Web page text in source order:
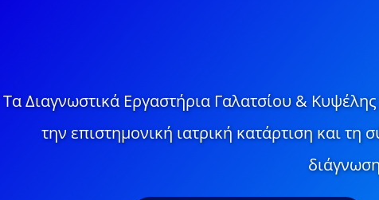
Τα Διαγνωστικά Εργαστήρια Γαλατσίου &
την επιστημονική ιατρική κατάρτιση και τη